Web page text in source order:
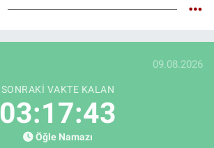
09.08.2026
SONRAKI VAKTE KALAN
03:17:42
Öğle Namazı